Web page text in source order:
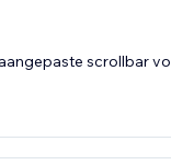
scrollbar